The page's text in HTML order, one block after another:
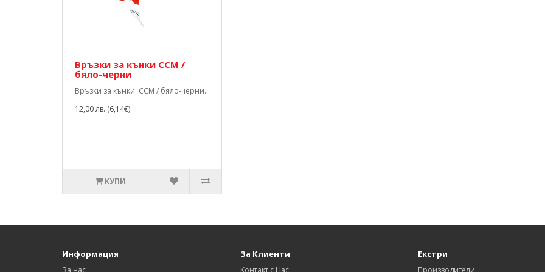
Връзки за кънки CCM /
бяло-черни
Връзки за кънки CCM / бяло-черни..
12,00 лв. (6,14€)
КУПИ
Информация
За нас
За Клиенти
Контакт с Нас
Екстри
Производители